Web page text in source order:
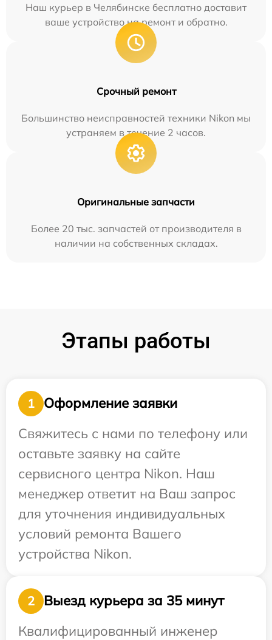
Наш курьер в Челябинске бесплатно доставит
ваше устройство на ремонт и обратно.
Срочный ремонт
Большинство неисправностей техники Nikon мы
устраняем в течение 2 часов.
Оригинальные запчасти
Более 20 тыс. запчастей от производителя в
наличии на собственных складах.
Этапы работы
1
Оформление заявки
Свяжитесь с нами по телефону или
оставьте заявку на сайте
сервисного центра Nikon. Наш
менеджер ответит на Ваш запрос
для уточнения индивидуальных
условий ремонта Вашего
устройства Nikon.
2
Выезд курьера за 35 минут
Квалифицированный инженер